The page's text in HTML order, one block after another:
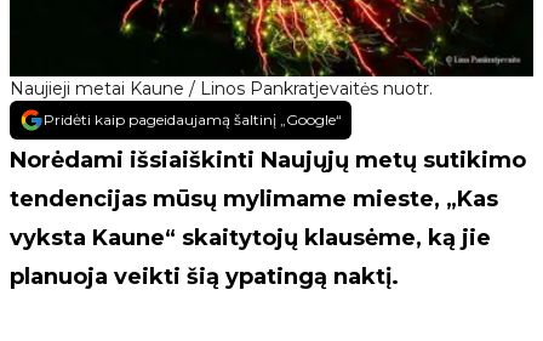
Naujieji metai Kaune / Linos Pankratjevaitės nuotr.
Pridėti kaip pageidaujamą šaltinį „Google“
Norėdami išsiaiškinti Naujųjų metų sutikimo
tendencijas mūsų mylimame mieste, „Kas
vyksta Kaune“ skaitytojų klausėme, ką jie
planuoja veikti šią ypatingą naktį.